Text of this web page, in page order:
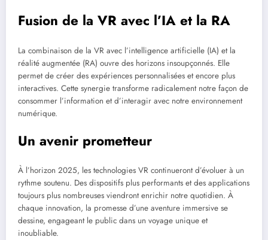
Fusion de la VR avec l’IA et la RA
La combinaison de la VR avec l’intelligence artificielle (IA) et la
réalité augmentée (RA) ouvre des horizons insoupçonnés. Elle
permet de créer des expériences personnalisées et encore plus
interactives. Cette synergie transforme radicalement notre façon de
consommer l’information et d’interagir avec notre environnement
numérique.
Un avenir prometteur
À l’horizon 2025, les technologies VR continueront d’évoluer à un
rythme soutenu. Des dispositifs plus performants et des applications
toujours plus nombreuses viendront enrichir notre quotidien. À
chaque innovation, la promesse d’une aventure immersive se
dessine, engageant le public dans un voyage unique et
inoubliable.